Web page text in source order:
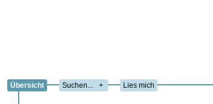
Übersicht + Lies mich